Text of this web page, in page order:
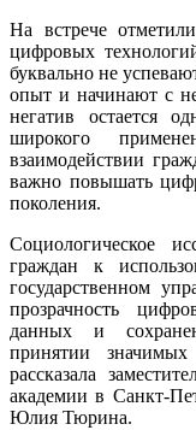
На встрече
цифровых
буквально не
опыт и начинают с
негатив остается
широкого
взаимодействии
важно повышать
поколения.
Социологическое
граждан к
государственном
прозрачность
данных и
принятии
рассказала
академии в Санкт-
Юлия Тюрина.